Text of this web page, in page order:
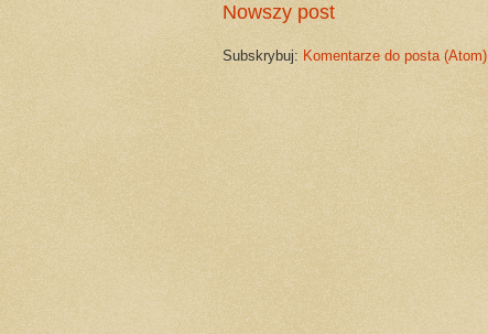
Nowszy post
Subskrybuj: Komentarze do posta (Atom)